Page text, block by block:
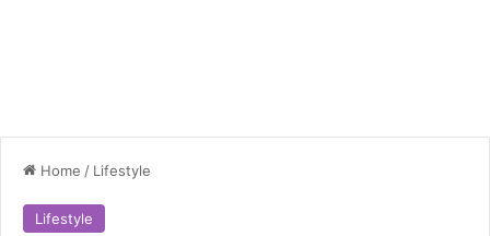
Home / Lifestyle
Lifestyle